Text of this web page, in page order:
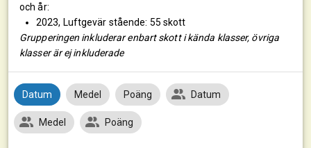
och år:
2023, Luftgevär stående: 55 skott
Grupperingen inkluderar enbart skott i kända klasser, övriga
klasser är ej inkluderade
Datum Medel Poäng Datum
Medel Poäng